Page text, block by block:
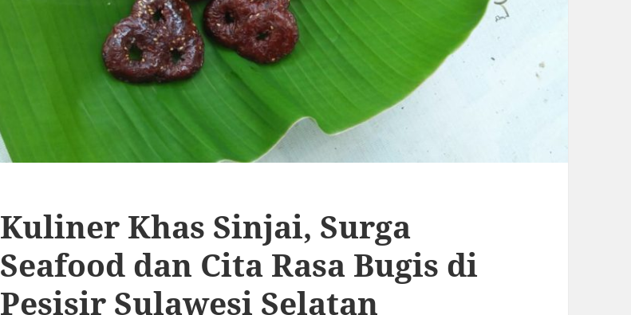
Kuliner Khas Sinjai, Surga
Seafood dan Cita Rasa Bugis di
Pesisir Sulawesi Selatan